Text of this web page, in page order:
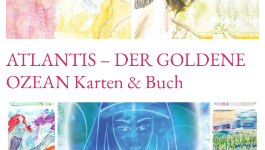
ATLANTIS – DER GOLDENE
OZEAN Karten & Buch